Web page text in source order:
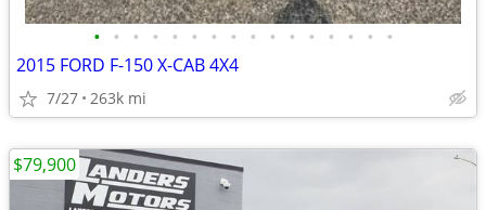
• • • • • • • • • • • • • • • •
2015 FORD F-150 X-CAB 4X4
7/27 263k mi
$79,900